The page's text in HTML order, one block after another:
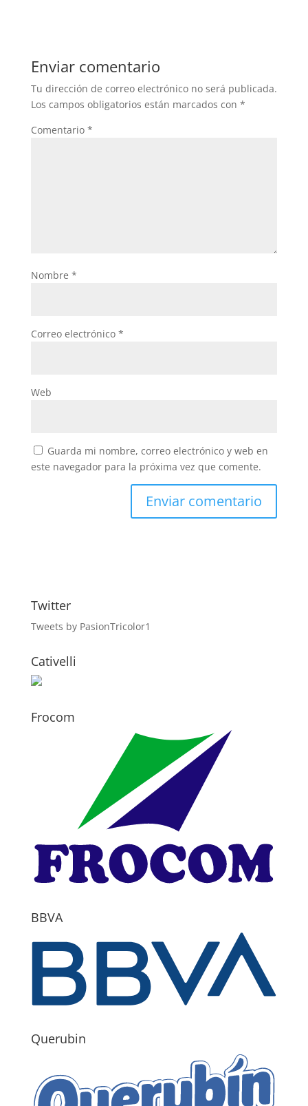
Enviar comentario
Tu dirección de correo electrónico no será publicada.
Los campos obligatorios están marcados con *
Comentario *
Nombre *
Correo electrónico *
Web
Guarda mi nombre, correo electrónico y web en
este navegador para la próxima vez que comente.
Twitter
Tweets by PasionTricolor1
Cativelli
Frocom
BBVA
Querubin